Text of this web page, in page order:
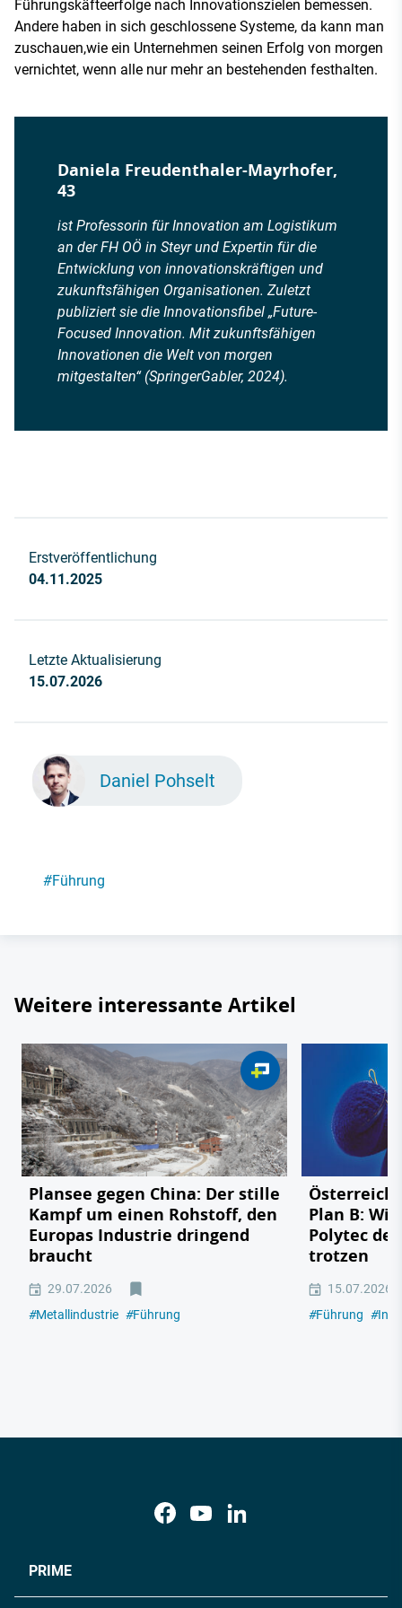
Führungskäfteerfolge nach Innovationszielen bemessen.
Andere haben in sich geschlossene Systeme, da kann man
zuschauen,wie ein Unternehmen seinen Erfolg von morgen
vernichtet, wenn alle nur mehr an bestehenden festhalten.
Daniela Freudenthaler-Mayrhofer,
43
ist Professorin für Innovation am Logistikum
an der FH OÖ in Steyr und Expertin für die
Entwicklung von innovationskräftigen und
zukunftsfähigen Organisationen. Zuletzt
publiziert sie die Innovationsfibel „Future-
Focused Innovation. Mit zukunftsfähigen
Innovationen die Welt von morgen
mitgestalten“ (SpringerGabler, 2024).
Erstveröffentlichung
04.11.2025
Letzte Aktualisierung
15.07.2026
Daniel Pohselt
#Führung
Weitere interessante Artikel
Plansee gegen China: Der stille
Kampf um einen Rohstoff, den
Europas Industrie dringend
braucht
29.07.2026
#Metallindustrie #Führung
Plan B:
Polytec
trotzen
15.07.2026
#Führung #
PRIME